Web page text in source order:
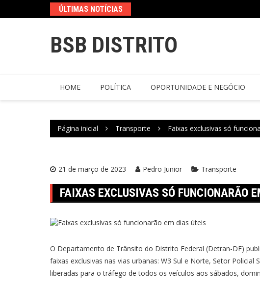
ÚLTIMAS NOTÍCIAS
BSB DISTRITO
HOME POLÍTICA OPORTUNIDADE E NEGÓCIO
Página inicial Transporte Faixas exclusivas só
21 de março de 2023 Pedro Junior Transporte
FAIXAS EXCLUSIVAS SÓ FUNCIONARÃO
O Departamento de Trânsito do Distrito Federal (Detran-DF)
faixas exclusivas nas vias urbanas: W3 Sul e Norte, Setor
liberadas para o tráfego de todos os veículos aos sábados,